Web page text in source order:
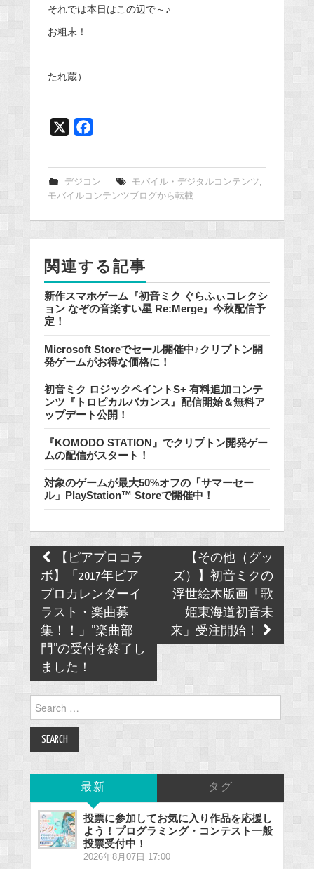
それでは本日はこの辺で～♪
お粗末！
たれ蔵）
e
b
o
o
デジコン モバイル・デジタルコンテンツ,
モバイルコンテンツブログから転載
関連する記事
新作スマホゲーム『初音ミク ぐらふぃコレクシ
ョン なぞの音楽すい星 Re:Merge』今秋配信予
定！
Microsoft Storeでセール開催中♪クリプトン開
発ゲームがお得な価格に！
初音ミク ロジックペイントS+ 有料追加コンテ
ンツ『トロピカルバカンス』配信開始＆無料ア
ップデート公開！
『KOMODO STATION』でクリプトン開発ゲー
ムの配信がスタート！
対象のゲームが最大50%オフの「サマーセー
ル」PlayStation™ Storeで開催中！
Post
navigation
【ピアプロコラ
ボ】「2017年ピア
プロカレンダーイ
ラスト・楽曲募
集！！」”楽曲部
門”の受付を終了し
ました！
【その他（グッ
ズ）】初音ミクの
浮世絵木版画「歌
姫東海道初音未
来」受注開始！
for:
最新 タグ
投票に参加してお気に入り作品を応援し
よう！プログラミング・コンテスト一般
投票受付中！
2026年8月07日 17:00